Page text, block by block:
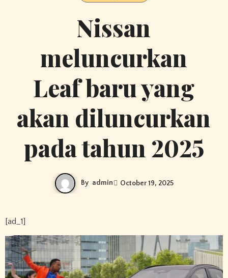
Nissan
meluncurkan
Leaf baru yang
akan diluncurkan
pada tahun 2025
By admin October 19, 2025
[ad_1]